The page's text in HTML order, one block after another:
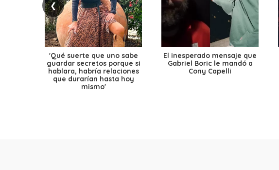
❮
'Qué suerte que uno sabe
guardar secretos porque si
hablara, habría relaciones
que durarían hasta hoy
mismo'
El inesperado mensaje que
Gabriel Boric le mandó a
Cony Capelli